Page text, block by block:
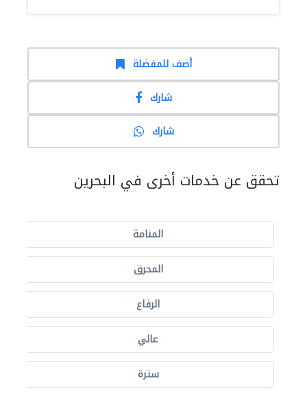
أضف للمفضلة
شارك
شارك
تحقق عن خدمات أخرى في البحرين
المنامة
المحرق
الرفاع
عالي
سترة